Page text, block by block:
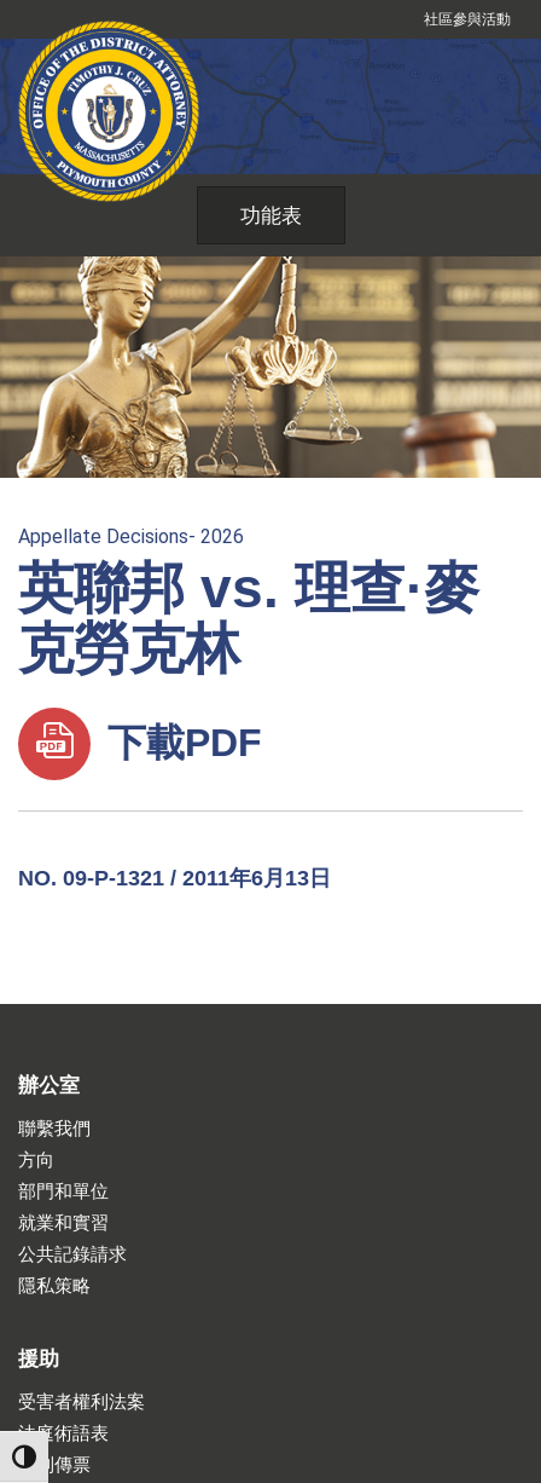
TOGGLE HIGH CONTRAST
到
內
社區參與活動
功能表
Appellate Decisions- 2026
英聯邦 vs. 理查·麥
克勞克林
下載PDF
NO. 09-P-1321 / 2011年6月13日
辦公室
聯繫我們
方向
部門和單位
就業和實習
公共記錄請求
隱私策略
援助
受害者權利法案
法庭術語表
收到傳票